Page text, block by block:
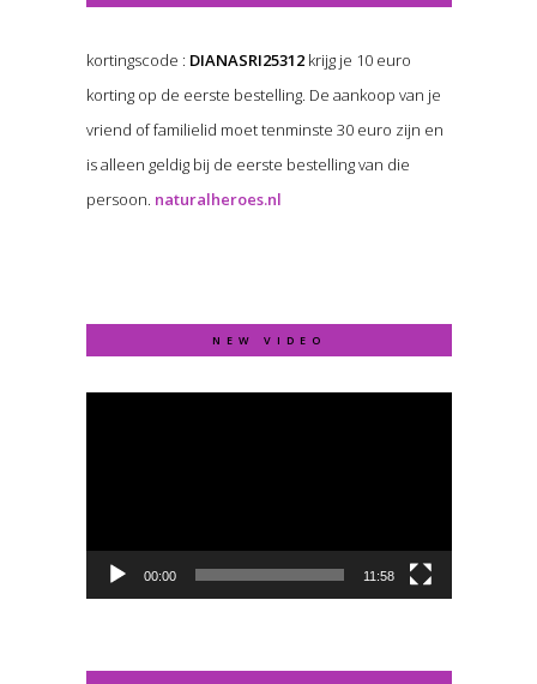
kortingscode : DIANASRI25312krijg je 10 euro
korting op de eerste bestelling. De aankoop van je
vriend of familielid moet tenminste 30 euro zijn en
is alleen geldig bij de eerste bestelling van die
persoon. naturalheroes.nl
NEW VIDEO
Video
00:00 11:58